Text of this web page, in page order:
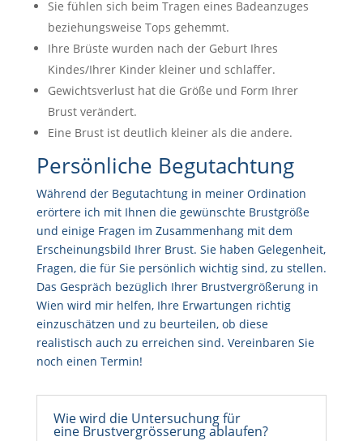
Sie fühlen sich beim Tragen eines Badeanzuges
beziehungsweise Tops gehemmt.
Ihre Brüste wurden nach der Geburt Ihres
Kindes/Ihrer Kinder kleiner und schlaffer.
Gewichtsverlust hat die Größe und Form Ihrer
Brust verändert.
Eine Brust ist deutlich kleiner als die andere.
Persönliche Begutachtung
Während der Begutachtung in meiner Ordination
erörtere ich mit Ihnen die gewünschte Brustgröße
und einige Fragen im Zusammenhang mit dem
Erscheinungsbild Ihrer Brust. Sie haben Gelegenheit,
Fragen, die für Sie persönlich wichtig sind, zu stellen.
Das Gespräch bezüglich Ihrer Brustvergrößerung in
Wien wird mir helfen, Ihre Erwartungen richtig
einzuschätzen und zu beurteilen, ob diese
realistisch auch zu erreichen sind. Vereinbaren Sie
noch einen Termin!
Wie wird die Untersuchung für
eine Brustvergrösserung ablaufen?